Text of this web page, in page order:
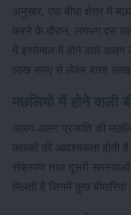
अनुसार, एक बीघा क्षेत्र में
करने के दौरान, लगभग दस
में इस्तेमाल में होने वाले अलग
लाख रुपए से लेकर बारह
मछलियों में होने वाली
अलग-अलग प्रजाति की
कारकों की आवश्यकता होती
संक्रमण तथा दूसरी समस्याओं
मिलती है जिनमें कुछ